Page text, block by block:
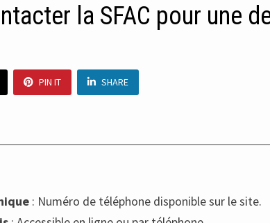
la SFAC pour une
PIN IT SHARE
: Numéro de téléphone disponible sur le site.